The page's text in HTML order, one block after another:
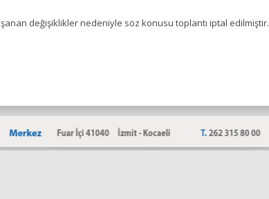
değişiklikler nedeniyle söz konusu toplantı iptal edilmiştir.